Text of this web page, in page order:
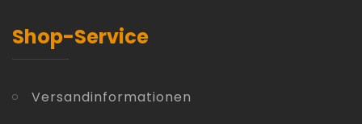
Shop-Service
Versandinformationen